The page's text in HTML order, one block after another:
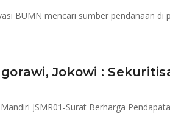
BUMN mencari sumber pendanaan di
Jokowi :